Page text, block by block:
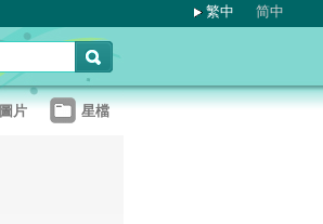
繁中 简中
圖片 星檔